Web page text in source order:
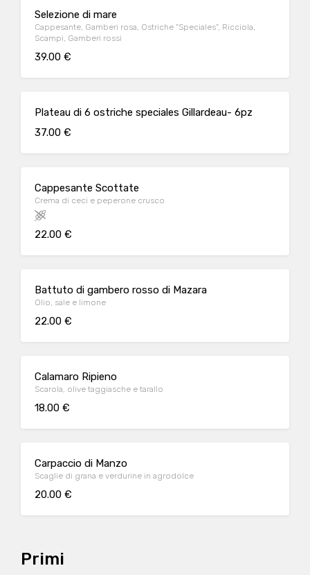
Selezione di mare
Cappesante, Gamberi rosa, Ostriche "Speciales", Ricciola,
Scampi, Gamberi rossi
39.00 €
Plateau di 6 ostriche speciales Gillardeau- 6pz
37.00 €
Cappesante Scottate
Crema di ceci e peperone crusco
22.00 €
Battuto di gambero rosso di Mazara
Olio, sale e limone
22.00 €
Calamaro Ripieno
Scarola, olive taggiasche e tarallo
18.00 €
Carpaccio di Manzo
Scaglie di grana e verdurine in agrodolce
20.00 €
Primi